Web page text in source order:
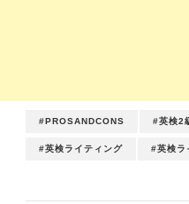
#PROSANDCONS #英検2
#英検ライティング #英検ラ